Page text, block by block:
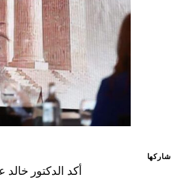
شاركها
أكد الدكتور